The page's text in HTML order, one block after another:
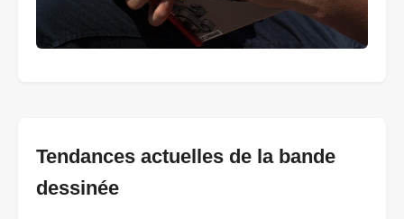
Tendances actuelles de la bande
dessinée